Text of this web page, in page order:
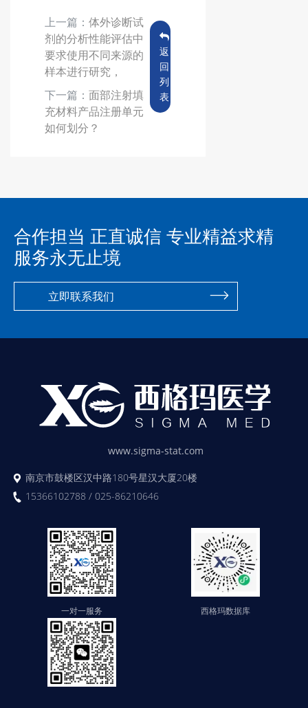
上一篇： 体外诊断试
剂的分析性能评估中
要求使用不同来源的
样本进行研究，
下一篇： 面部注射填
充材料产品注册单元
如何划分？
返
回
列
表
合作担当 正直诚信 专业精益求精
服务永无止境
立即联系我们
www.sigma-stat.com
南京市鼓楼区汉中路180号星汉大厦20楼
15366102788 / 025-86210646
一对一服务 西格玛数据库